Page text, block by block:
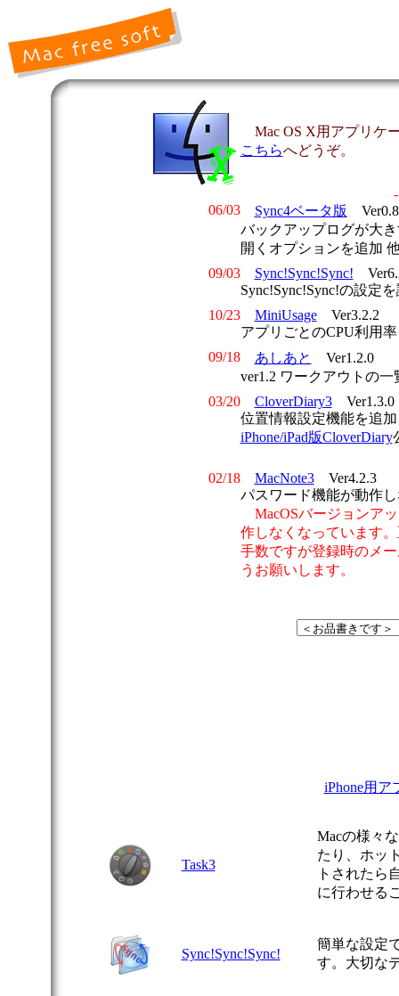
Mac OS X用アプリケ
こちらへどうぞ。
06/03
Sync4ベータ版
バックアップログが大
開くオプションを追加
09/03
Sync!Sync!Sync!
Sync!Sync!Sync!の設定
10/23
MiniUsageVer3.2.2
アプリごとのCPU利用
09/18
あしあと
Ver1.2.0
ver1.2 ワークアウトの
03/20
CloverDiary3Ver1.3.0
位置情報設定機能を追
iPhone/iPad版CloverDiary
02/18 MacNote3Ver4.2.3
パスワード機能が動作
MacOSバージョンア
作しなくなっています
手数ですが登録時のメ
うお願いします。
iPhone用
Task3
Macの様々
たり、ホッ
トされたら
に行わせる
Sync!Sync!Sync!
簡単な設定
す。大切な